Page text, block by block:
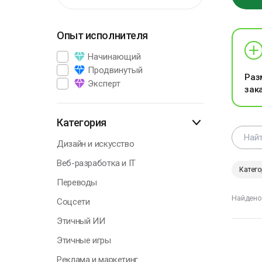
Опыт исполнителя
Начинающий
Продвинутый
Эксперт
Категория
Дизайн и искусство
Веб-разработка и IT
Переводы
Соцсети
Этичный ИИ
Этичные игры
Реклама и маркетинг
Найдено